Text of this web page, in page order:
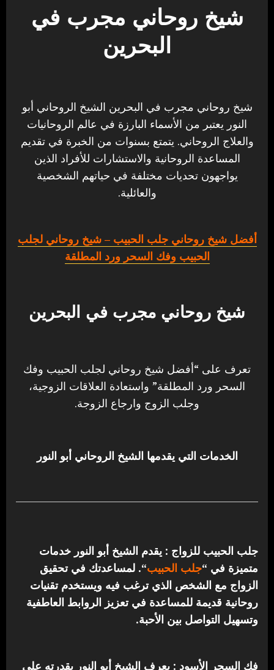
شيخ روحاني مجرب في
البحرين
شيخ روحاني مجرب في البحرين الشيخ الروحاني أبو
النور يعتبر من الأسماء البارزة في عالم الروحانيات
والعلاج الروحاني. يتمتع بسنوات من الخبرة في تقديم
المساعدة الروحانية والاستشارات للأفراد الذين
يواجهون تحديات مختلفة في حياتهم الشخصية
والعائلية.
أفضل شيخ روحاني جلب الحبيب – شيخ روحاني لجلب
الحبيب وفك السحر ورد المطلقة
شيخ روحاني مجرب في البحرين
تعرف على “أفضل شيخ روحاني لجلب الحبيب وفك
السحر ورد المطلقة” واستعادة العلاقات الزوجية،
وجلب الزوج وارجاع الزوجة.
الخدمات التي يقدمها الشيخ الروحاني أبو النور
جلب الحبيب للزواج : يقدم الشيخ أبو النور خدمات
متميزة في “جلب الحبيب“. لمساعدتك في تحقيق
الزواج مع الشخص الذي ترغب فيه ويستخدم تقنيات
روحانية قديمة للمساعدة في تعزيز الروابط العاطفية
وتسهيل التواصل بين الأحبة.
فك السحر الأسود : يعرف الشيخ أبو النور بقدرته على